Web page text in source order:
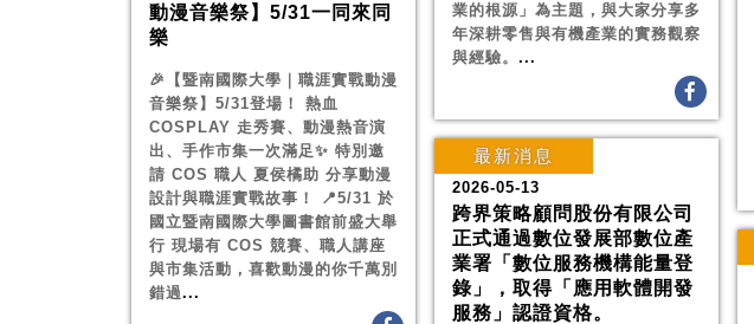
業的根源」為主題，與大家分享多
年深耕零售與有機產業的實務觀察
與經驗。 ...
動漫音樂祭】5/31一同來同
樂
🎉【暨南國際大學｜職涯實戰動漫
音樂祭】5/31登場！ 熱血
COSPLAY 走秀賽、動漫熱音演
出、手作市集一次滿足✨ 特別邀
請 COS 職人 夏侯橘助 分享動漫
設計與職涯實戰故事！ 📍5/31 於
國立暨南國際大學圖書館前盛大舉
行 現場有 COS 競賽、職人講座
與市集活動，喜歡動漫的你千萬別
錯過...
最新消息
2026-05-13
跨界策略顧問股份有限公司
正式通過數位發展部數位產
業署「數位服務機構能量登
錄」，取得「應用軟體開發
服務」認證資格。